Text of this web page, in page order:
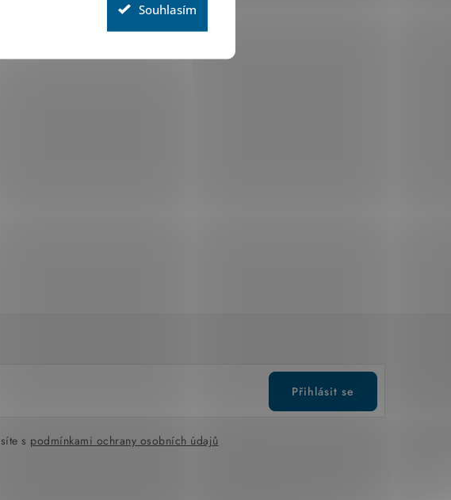
Souhlasím
s podmínkami ochrany osobních údajů
Přihlásit se